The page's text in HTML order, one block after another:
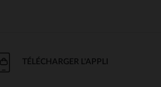
TÉLÉCHARGER L'APPLI